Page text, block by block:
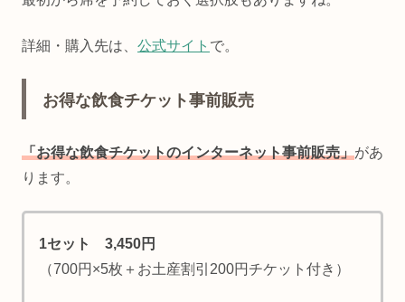
詳細・購入先は、 公式サイト で。
お得な飲食チケット事前販売
「お得な飲食チケットのインターネット事前販売」があ
ります。
1セット 3,450円
（700円×5枚＋お土産割引200円チケット付き）